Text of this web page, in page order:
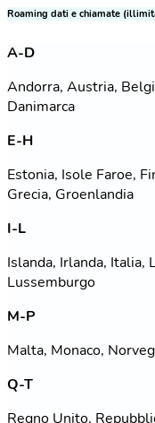
Roaming dati e chiamate
A-D
Andorra, Austria,
Danimarca
E-H
Estonia, Isole Faroe,
Grecia, Groenlandia
I-L
Islanda, Irlanda, Italia,
Lussemburgo
M-P
Malta, Monaco,
Q-T
Regno Unito,